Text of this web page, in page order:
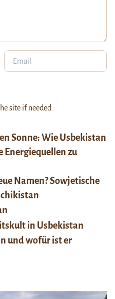
Sonne: Wie Usbekistan
zu
Namen? Sowjetische
in Usbekistan
und wofür ist er
site if needed.